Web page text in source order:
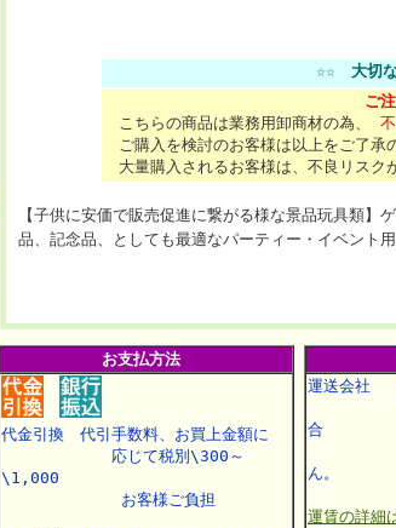
☆☆ 大切
ご
こちらの商品は業務用卸商材の為、
ご購入を検討のお客様は以上をご了承
大量購入されるお客様は、不良リスク
【子供に安価で販売促進に繋がる様な景品玩具類】
品、記念品、としても最適なパーティー・イベント
お支払方法
代金引換 代引手数料、お買上金額に
応じて税別\300～
\1,000
お客様ご負担
運送会社
但し
合
は、
ん。
運賃の詳細